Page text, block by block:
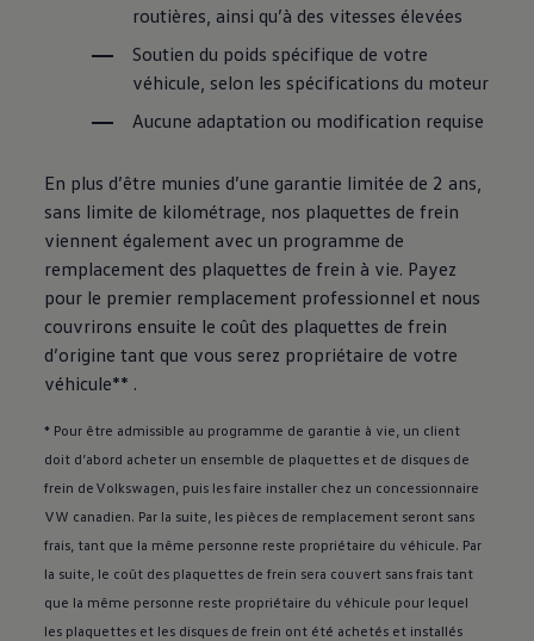
routières, ainsi qu’à des vitesses élevées
Soutien du poids spécifique de votre
véhicule, selon les spécifications du moteur
Aucune adaptation ou modification requise
En plus d’être munies d’une garantie limitée de 2 ans,
sans limite de kilométrage, nos plaquettes de frein
viennent également avec un programme de
remplacement des plaquettes de frein à vie. Payez
pour le premier remplacement professionnel et nous
couvrirons ensuite le coût des plaquettes de frein
d’origine tant que vous serez propriétaire de votre
véhicule** .
* Pour être admissible au programme de garantie à vie, un client
doit d’abord acheter un ensemble de plaquettes et de disques de
frein de Volkswagen , puis les faire installer chez un concessionnaire
VW canadien. Par la suite, les pièces de remplacement seront sans
frais, tant que la même personne reste propriétaire du véhicule. Par
la suite, le coût des plaquettes de frein sera couvert sans frais tant
que la même personne reste propriétaire du véhicule pour lequel
les plaquettes et les disques de frein ont été achetés et installés